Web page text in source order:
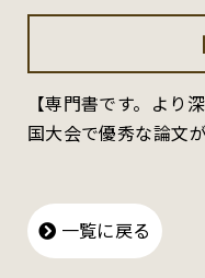
【専門書です。より
国大会で優秀な論文
一覧に戻る